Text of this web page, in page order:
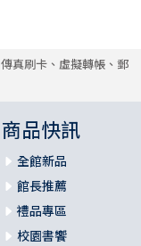
傳真刷卡、虛擬轉帳、郵
商品快訊
全館新品
館長推薦
禮品專區
校園書饗